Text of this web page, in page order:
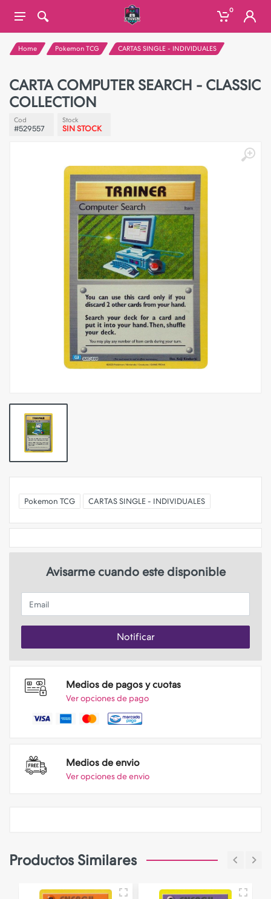
0
Home Pokemon TCG CARTAS SINGLE - INDIVIDUALES
CARTA COMPUTER SEARCH - CLASSIC
COLLECTION
Cod
#529557
Stock
SIN STOCK
Pokemon TCG CARTAS SINGLE - INDIVIDUALES
Avisarme cuando este disponible
Email
Notificar
Medios de pagos y cuotas
Ver opciones de pago
Medios de envio
Ver opciones de envio
Productos Similares